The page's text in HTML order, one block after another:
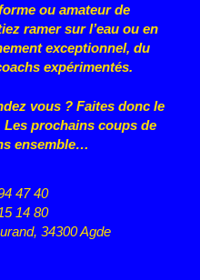
ou amateur de
ramer sur l’eau ou en
exceptionnel, du
expérimentés.
vous ? Faites donc le
prochains coups de
ensemble…
47 40
14 80
34300 Agde